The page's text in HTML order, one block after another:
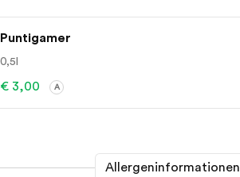
Puntigamer
0,5l
€ 3,00 A
Allergeninformationen